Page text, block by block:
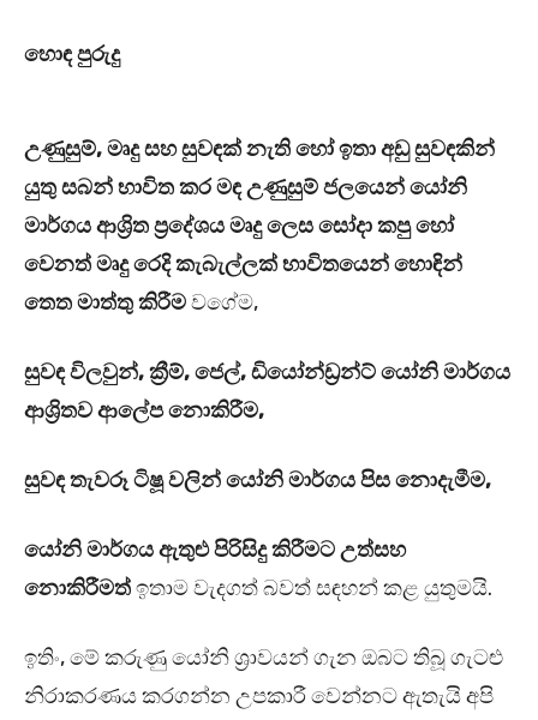
හොඳ පුරුදු
උණුසුම්, මෘදු සහ සුවඳක් නැති හෝ ඉතා අඩු සුවඳකින්
යුතු සබන් භාවිත කර මඳ උණුසුම් ජලයෙන් යෝනි
මාර්ගය ආශ්‍රිත ප්‍රදේශය මෘදු ලෙස සෝදා කපු හෝ
වෙනත් මෘදු රෙදි කැබැල්ලක් භාවිතයෙන් හොඳින්
තෙත මාත්තු කිරීමවගේම,
සුවඳ විලවුන්, ක්‍රීම්, ජෙල්, ඩියෝන්ඩ්‍රන්ට් යෝනි මාර්ගය
ආශ්‍රිතව ආලේප නොකිරීම,
සුවඳ තැවරූ ටිෂූ වලින් යෝනි මාර්ගය පිස නොදැමීම,
යෝනි මාර්ගය ඇතුළු පිරිසිදු කිරීමට උත්සහ
නොකිරීමත්ඉතාම වැදගත් බවත් සඳහන් කළ යුතුමයි.
ඉතිං, මේ කරුණු යෝනි ශ්‍රාවයන් ගැන ඔබට තිබූ ගැටළු
නිරාකරණය කරගන්න උපකාරී වෙන්නට ඇතැයි අපි